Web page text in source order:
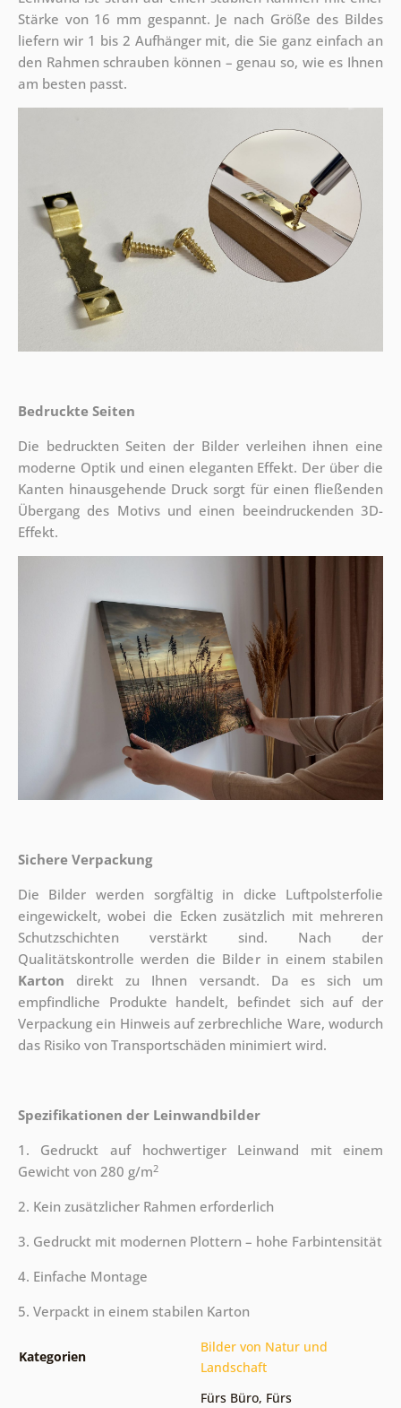
Stärke von 16 mm gespannt. Je nach Größe des Bildes
liefern wir 1 bis 2 Aufhänger mit, die Sie ganz einfach an
den Rahmen schrauben können – genau so, wie es Ihnen
am besten passt.
Bedruckte Seiten
Die bedruckten Seiten der Bilder verleihen ihnen eine
moderne Optik und einen eleganten Effekt. Der über die
Kanten hinausgehende Druck sorgt für einen fließenden
Übergang des Motivs und einen beeindruckenden 3D-
Effekt.
Sichere Verpackung
Die Bilder werden sorgfältig in dicke Luftpolsterfolie
eingewickelt, wobei die Ecken zusätzlich mit mehreren
Schutzschichten verstärkt sind. Nach der
Qualitätskontrolle werden die Bilder in einem stabilen
Karton direkt zu Ihnen versandt. Da es sich um
empfindliche Produkte handelt, befindet sich auf der
Verpackung ein Hinweis auf zerbrechliche Ware, wodurch
das Risiko von Transportschäden minimiert wird.
Spezifikationen der Leinwandbilder
1. Gedruckt auf hochwertiger Leinwand mit einem
Gewicht von 280 g/m2
2. Kein zusätzlicher Rahmen erforderlich
3. Gedruckt mit modernen Plottern – hohe Farbintensität
4. Einfache Montage
5. Verpackt in einem stabilen Karton
Kategorien
Bilder von Natur und
Landschaft
Fürs Büro, Fürs